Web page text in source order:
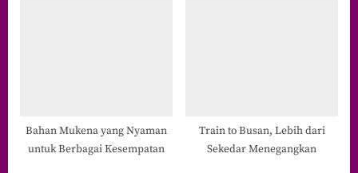
Bahan Mukena yang Nyaman
untuk Berbagai Kesempatan
Train to Busan, Lebih dari
Sekedar Menegangkan